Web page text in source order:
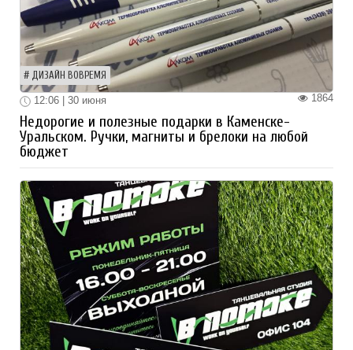
ДИЗАЙН ВОВРЕМЯ
1864
12:06 | 30 июня
Недорогие и полезные подарки в Каменске-
Уральском. Ручки, магниты и брелоки на любой
бюджет